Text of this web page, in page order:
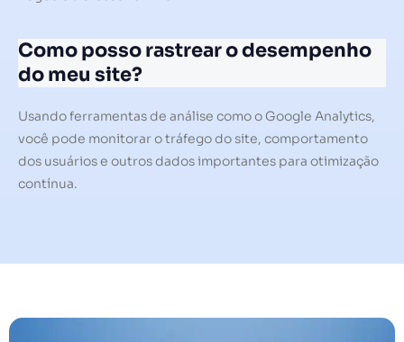
Como posso rastrear o desempenho
do meu site?
Usando ferramentas de análise como o Google Analytics,
você pode monitorar o tráfego do site, comportamento
dos usuários e outros dados importantes para otimização
contínua.